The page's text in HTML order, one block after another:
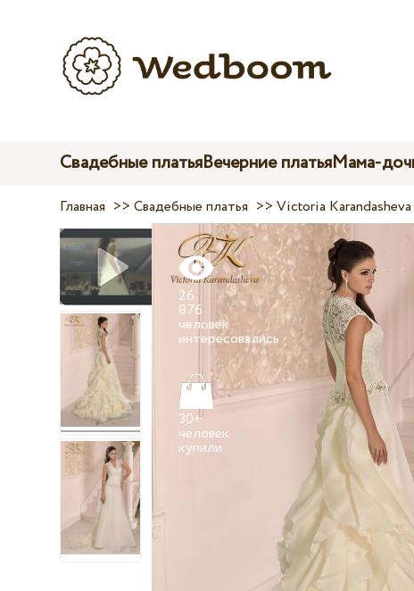
Свадебные платьяВечерние платьяМама-
Главная >>Свадебные платья >>Victoria Karandasheva
26
876
человек
30+
человек